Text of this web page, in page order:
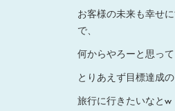
お客様の未来も幸せ
で、
何からやろーと思って
とりあえず目標達成
旅行に行きたいなとw